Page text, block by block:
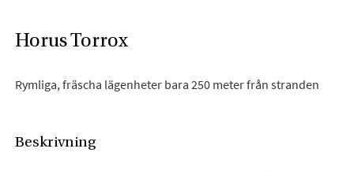
Horus Torrox
Rymliga, fräscha lägenheter bara 250 meter från stranden
Beskrivning